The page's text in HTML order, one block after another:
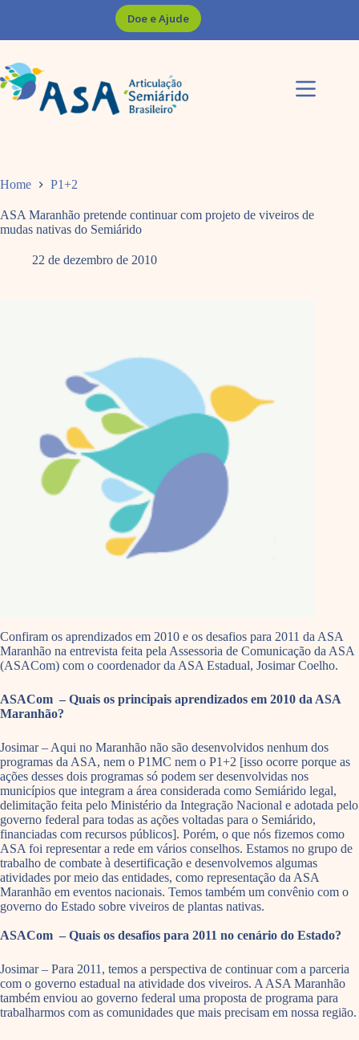
Doe e Ajude
Home P1+2
ASA Maranhão pretende continuar com projeto de viveiros de
mudas nativas do Semiárido
22 de dezembro de 2010
Confiram os aprendizados em 2010 e os desafios para 2011 da ASA
Maranhão na entrevista feita pela Assessoria de Comunicação da ASA
(ASACom) com o coordenador da ASA Estadual, Josimar Coelho.
ASACom – Quais os principais aprendizados em 2010 da ASA
Maranhão?
Josimar – Aqui no Maranhão não são desenvolvidos nenhum dos
programas da ASA, nem o P1MC nem o P1+2 [isso ocorre porque as
ações desses dois programas só podem ser desenvolvidas nos
municípios que integram a área considerada como Semiárido legal,
delimitação feita pelo Ministério da Integração Nacional e adotada pelo
governo federal para todas as ações voltadas para o Semiárido,
financiadas com recursos públicos]. Porém, o que nós fizemos como
ASA foi representar a rede em vários conselhos. Estamos no grupo de
trabalho de combate à desertificação e desenvolvemos algumas
atividades por meio das entidades, como representação da ASA
Maranhão em eventos nacionais. Temos também um convênio com o
governo do Estado sobre viveiros de plantas nativas.
ASACom – Quais os desafios para 2011 no cenário do Estado?
Josimar – Para 2011, temos a perspectiva de continuar com a parceria
com o governo estadual na atividade dos viveiros. A ASA Maranhão
também enviou ao governo federal uma proposta de programa para
trabalharmos com as comunidades que mais precisam em nossa região.